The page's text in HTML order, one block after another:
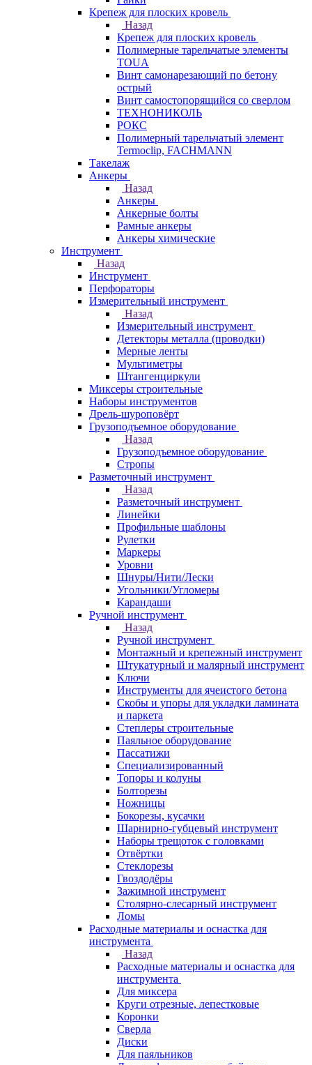
Крепеж для плоских кровель
Назад
Крепеж для плоских кровель
Полимерные тарельчатые элементы
TOUA
Винт самонарезающий по бетону
острый
Винт самостопорящийся со сверлом
ТЕХНОНИКОЛЬ
РОКС
Полимерный тарельчатый элемент
Termoclip, FACHMANN
Такелаж
Анкеры
Назад
Анкеры
Анкерные болты
Рамные анкеры
Анкеры химические
Инструмент
Назад
Инструмент
Перфораторы
Измерительный инструмент
Назад
Измерительный инструмент
Детекторы металла (проводки)
Мерные ленты
Мультиметры
Штангенциркули
Миксеры строительные
Наборы инструментов
Дрель-шуроповёрт
Грузоподъемное оборудование
Назад
Грузоподъемное оборудование
Стропы
Разметочный инструмент
Назад
Разметочный инструмент
Линейки
Профильные шаблоны
Рулетки
Маркеры
Уровни
Шнуры/Нити/Лески
Угольники/Угломеры
Карандаши
Ручной инструмент
Назад
Ручной инструмент
Монтажный и крепежный инструмент
Штукатурный и малярный инструмент
Ключи
Инструменты для ячеистого бетона
Скобы и упоры для укладки ламината
и паркета
Степлеры строительные
Паяльное оборудование
Пассатижи
Специализированный
Топоры и колуны
Болторезы
Ножницы
Бокорезы, кусачки
Шарнирно-губцевый инструмент
Наборы трещоток с головками
Отвёртки
Стеклорезы
Гвоздодёры
Зажимной инструмент
Столярно-слесарный инструмент
Ломы
Расходные материалы и оснастка для
инструмента
Назад
Расходные материалы и оснастка для
инструмента
Для миксера
Круги отрезные, лепестковые
Коронки
Сверла
Диски
Для паяльников